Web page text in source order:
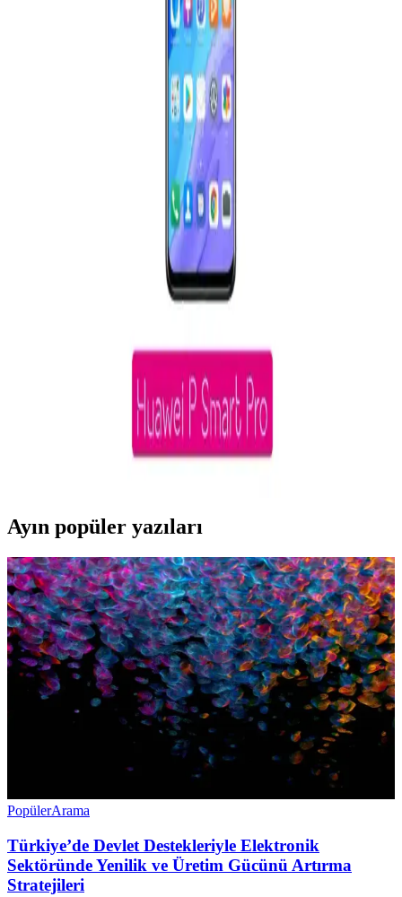
128GB Depolama ve 6GB RAM ile Güçlü ve Çok
Yönlü Tabletler Günlük Kullanım İçin
128GB depolama ve 6GB RAM özellikleriyle donatılmış tabletler,
yüksek performans ve geniş depolama kapasitesi sunar, günlük
kullanım ve hafif işler için uygun, pratik ve verimli çözümler sağlar.
Apple MacBook Air M4 Modeli RAM Performansı
MacBook Air M4, yüksek RAM kapasitesi ve gelişmiş
teknolojileriyle günlük ve profesyonel kullanımda üstün performans
sunuyor. Hızlı işlem ve enerji verimliliğiyle öne çıkıyor.
128 GB Depolama ve 4 GB RAM ile Günlük
Kullanıma Uygun Akıllı Telefonlar
çözümler sunar. Yüksek performans ve yeterli depolama sağlar.
Akıllı Telefon Seçiminde Performans ve Şıklık
Dengesi Nasıl Sağlanır
Performans ve şıklık unsurlarını dengeleyen akıllı telefonlar, işlemci,
RAM ve tasarım özellikleriyle kullanıcıların ihtiyaçlarına uygun
Ayın popüler yazıları
PopülerArama
Türkiye’de Devlet Destekleriyle Elektronik
Sektöründe Yenilik ve Üretim Gücünü Artırma
Stratejileri